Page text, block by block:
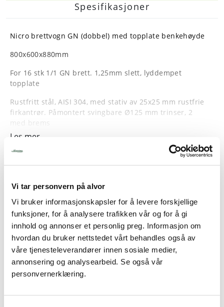
Vi tar personvern på alvor
Vi bruker informasjonskapsler for å levere forskjellige
funksjoner, for å analysere trafikken vår og for å gi
innhold og annonser et personlig preg. Informasjon om
hvordan du bruker nettstedet vårt behandles også av
våre tjenesteleverandører innen sosiale medier,
annonsering og analysearbeid. Se også vår
personvernerklæring.
Spesifikasjoner
Nicro brettvogn GN (dobbel) med topplate benkehøyde
800x600x880mm
For 16 stk 1/1 GN brett. 1,25mm slett, lyddempet
topplate
Rustfritt stål, AISI 304, med stativ av 25x25 mm rustfrie
firkantrør. Påmontert svingbare Ø125 mm trinser, 2
med brems
Les mer
Alternative produkter